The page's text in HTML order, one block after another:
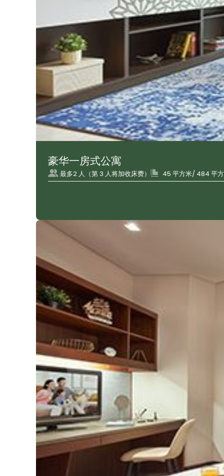
豪华一房式公寓
最多2 人（第 3 人将加收床费） 45 平方米/ 484 平